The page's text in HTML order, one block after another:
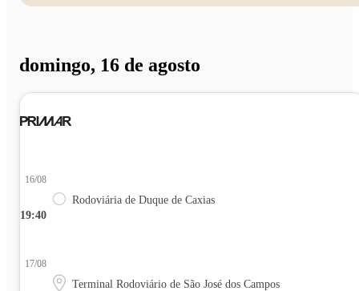
domingo, 16 de agosto
19:40
16/08
Rodoviária de Duque de Caxias
17/08
Terminal Rodoviário de São José dos Campos